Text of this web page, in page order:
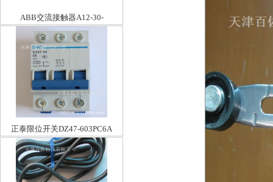
ABB交流接触器A12-30-
01*24V50HZ/60HZ
正泰限位开关DZ47-603PC6A